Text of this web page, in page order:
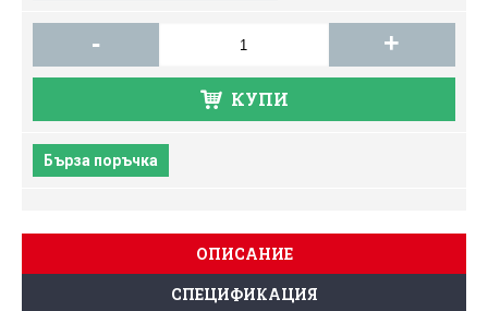
- +
КУПИ
Бърза поръчка
ОПИСАНИЕ
СПЕЦИФИКАЦИЯ